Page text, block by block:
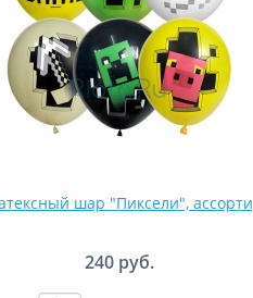
шар "Пиксели", ассорти
240 руб.